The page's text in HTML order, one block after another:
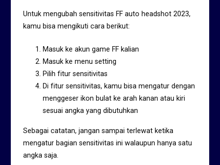
Untuk mengubah sensitivitas FF auto headshot 2023,
kamu bisa mengikuti cara berikut:
Masuk ke akun game FF kalian
Masuk ke menu setting
Pilih fitur sensitivitas
Di fitur sensitivitas, kamu bisa mengatur dengan
menggeser ikon bulat ke arah kanan atau kiri
sesuai angka yang dibutuhkan
Sebagai catatan, jangan sampai terlewat ketika
mengatur bagian sensitivitas ini walaupun hanya satu
angka saja.